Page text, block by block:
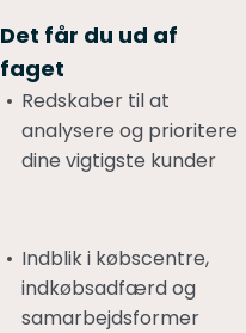
Det får du ud af
faget
Redskaber til at
analysere og prioritere
dine vigtigste kunder
Indblik i købscentre,
indkøbsadfærd og
samarbejdsformer